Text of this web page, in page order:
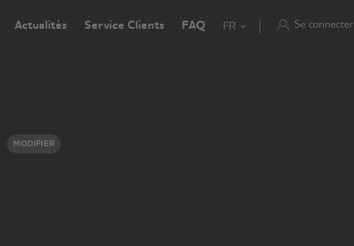
Actualités Service Clients FAQ FR Se connecter
MODIFIER